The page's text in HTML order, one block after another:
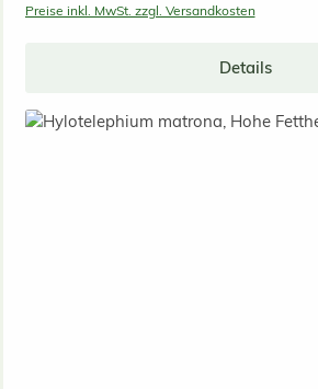
Preise inkl. MwSt. zzgl. Versandkosten
Details